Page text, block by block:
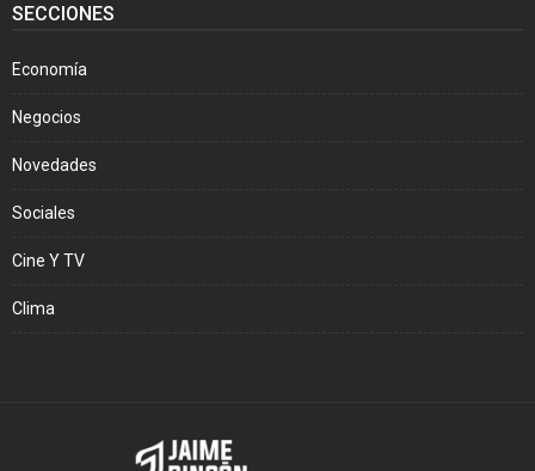
SECCIONES
Economía
Negocios
Novedades
Sociales
Cine Y TV
Clima